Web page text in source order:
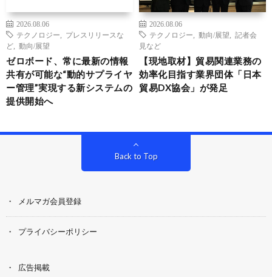
2026.08.06
テクノロジー
プレスリリースな
ど
動向/展望
ゼロボード、常に最新の情報
共有が可能な“動的サプライヤ
ー管理”実現する新システムの
提供開始へ
2026.08.06
テクノロジー
動向/展望
記者会
見など
【現地取材】貿易関連業務の
効率化目指す業界団体「日本
貿易DX協会」が発足
Back to Top
メルマガ会員登録
プライバシーポリシー
広告掲載